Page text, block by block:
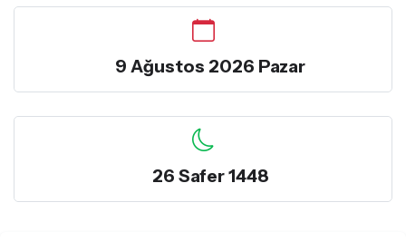
9 Ağustos 2026 Pazar
26 Safer 1448